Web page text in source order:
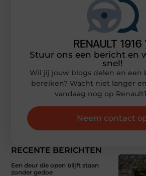
RECENTE BERICHTEN
Een deur die open blijft staan
zonder gedoe
Stuur ons een bericht en
snel!
Wil jij jouw blogs delen en een
bereiken? Wacht niet langer
vandaag nog op
Neem contact